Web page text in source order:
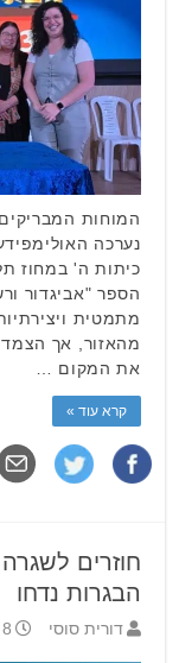
המוחות
נערכה
כיתות ה' במחוז
הספר "אביגדור
מתמטית
מהאזור, אך הצמד
את המקום …
קרא עוד »
חוזרים
הבגרות נדחו
דורית סוסי 8 יוני 2026 19:08